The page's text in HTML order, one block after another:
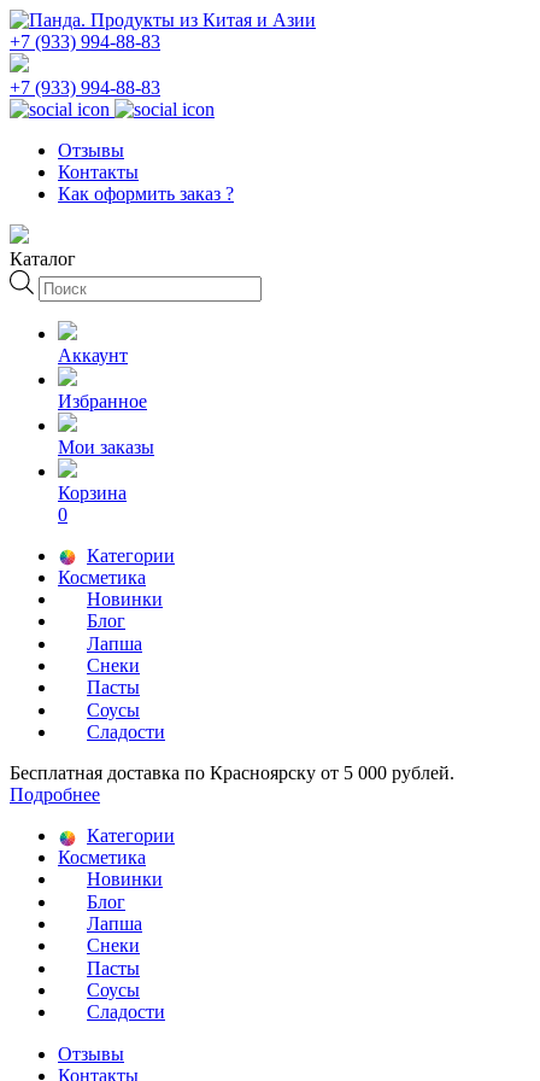
+7 (933) 994-88-83
+7 (933) 994-88-83
Отзывы
Контакты
Как оформить заказ ?
Каталог
Поиск
товаров
Аккаунт
Избранное
Мои заказы
Корзина
0
Категории
Косметика
Новинки
Блог
Лапша
Снеки
Пасты
Соусы
Сладости
Бесплатная доставка по Красноярску от 5 000 рублей.
Подробнее
Категории
Косметика
Новинки
Блог
Лапша
Снеки
Пасты
Соусы
Сладости
Отзывы
Контакты